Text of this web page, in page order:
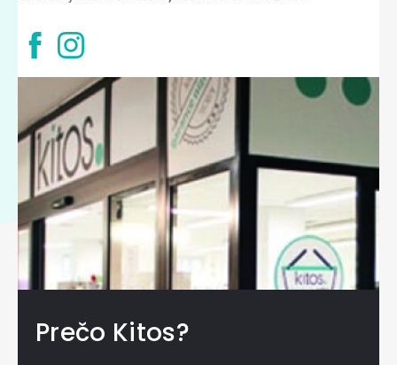
Prečo Kitos?